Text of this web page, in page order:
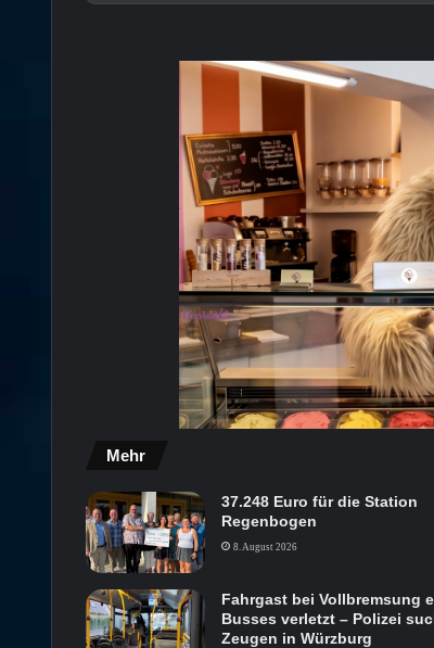
Mehr
37.248 Euro für die Station
Regenbogen
8. August 2026
Fahrgast bei Vollbremsung
Busses verletzt – Polizei
Zeugen in Würzburg